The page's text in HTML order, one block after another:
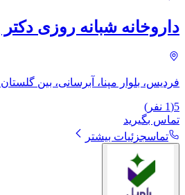
داروخانه شبانه روزی دکتر
فردیس، بلوار مپنا، آبرسانی، بین
5
(
1 نفر)
تماس بگیرید
تماسجزئیات بیشتر